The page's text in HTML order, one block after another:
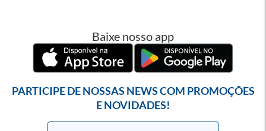
Baixe nosso app
PARTICIPE DE NOSSAS NEWS COM PROMOÇÕES
E NOVIDADES!